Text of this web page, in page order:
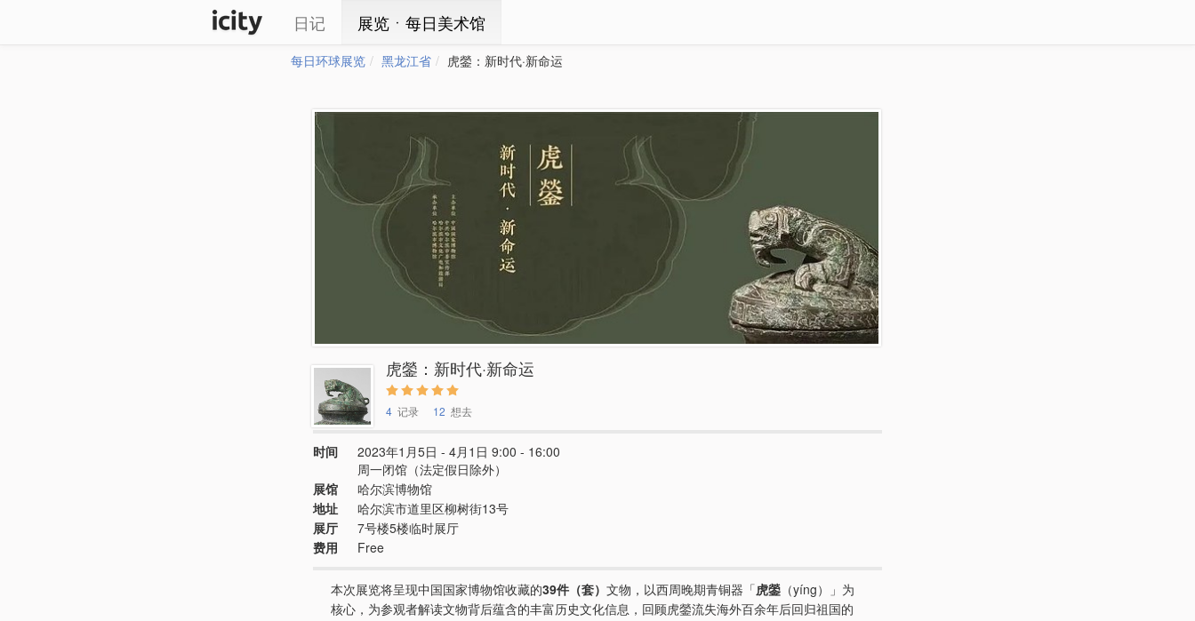
日记 展览ㆍ每日美术馆
每日环球展览 黑龙江省 虎鎣：新时代·新命运
虎鎣：新时代·新命运
4 记录 12 想去
时间
2023年1月5日 - 4月1日 9:00 - 16:00
周一闭馆（法定假日除外）
展馆
哈尔滨博物馆
地址
哈尔滨市道里区柳树街13号
展厅
7号楼5楼临时展厅
费用
Free
本次展览将呈现中国国家博物馆收藏的39件（套） 文物，以西周晚期青铜器「虎鎣 （yíng）」为
核心，为参观者解读文物背后蕴含的丰富历史文化信息，回顾虎鎣流失海外百余年后回归祖国的